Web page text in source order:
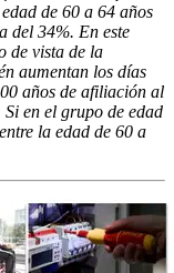
de 60 a 64 años
del 34%. En este
de vista de la
aumentan los días
años de afiliación al
en el grupo de edad
la edad de 60 a